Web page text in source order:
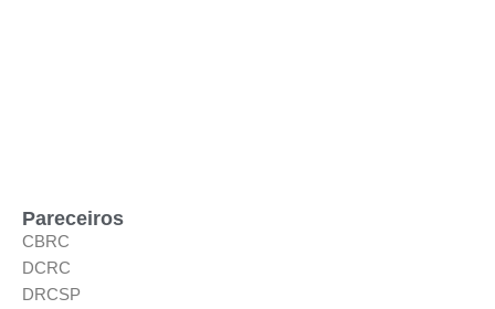
Pareceiros
CBRC
DCRC
DRCSP